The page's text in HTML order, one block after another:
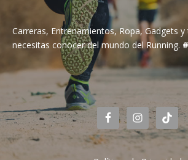
Carreras, Entrenamientos, Ropa, Gadgets
necesitas conocer del mundo del Running.